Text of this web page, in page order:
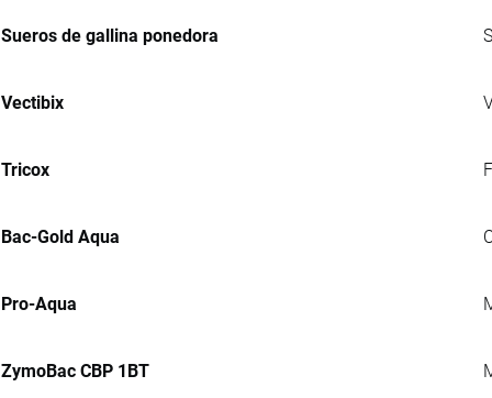
Sueros de gallina ponedora
Vectibix
Tricox
Bac-Gold Aqua
Pro-Aqua
ZymoBac CBP 1BT